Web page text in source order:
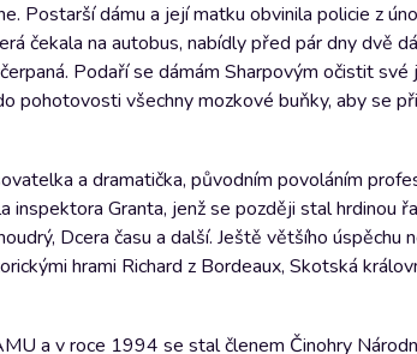
Postarší dámu a její matku obvinila policie z
čekala na autobus, nabídly před pár dny dvě
Podaří se dámám Sharpovým očistit
pohotovosti všechny mozkové buňky, aby se
a dramatička, původním povoláním
Granta, jenž se později stal hrdinou
Dcera času a další. Ještě většího úspěchu
hrami Richard z Bordeaux, Skotská
a v roce 1994 se stal členem Činohry